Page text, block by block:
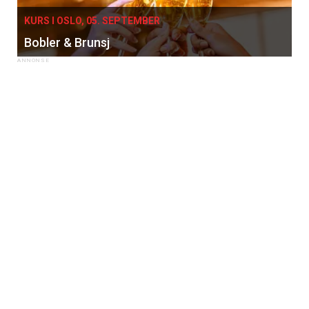
KURS I OSLO, 05. SEPTEMBER
Bobler & Brunsj